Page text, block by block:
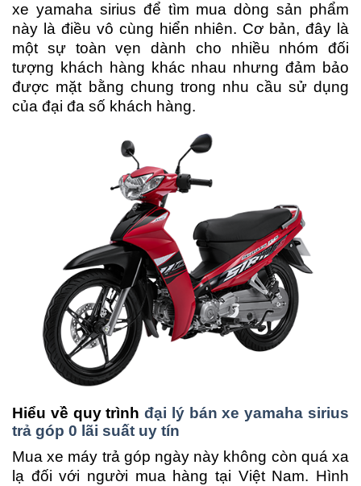
xe yamaha sirius để tìm mua dòng sản phẩm
này là điều vô cùng hiển nhiên. Cơ bản, đây là
một sự toàn vẹn dành cho nhiều nhóm đối
tượng khách hàng khác nhau nhưng đảm bảo
được mặt bằng chung trong nhu cầu sử dụng
của đại đa số khách hàng.
Hiểu về quy trìnhđại lý bán xe yamaha sirius
trả góp 0 lãi suất uy tín
Mua xe máy trả góp ngày này không còn quá xa
lạ đối với người mua hàng tại Việt Nam. Hình